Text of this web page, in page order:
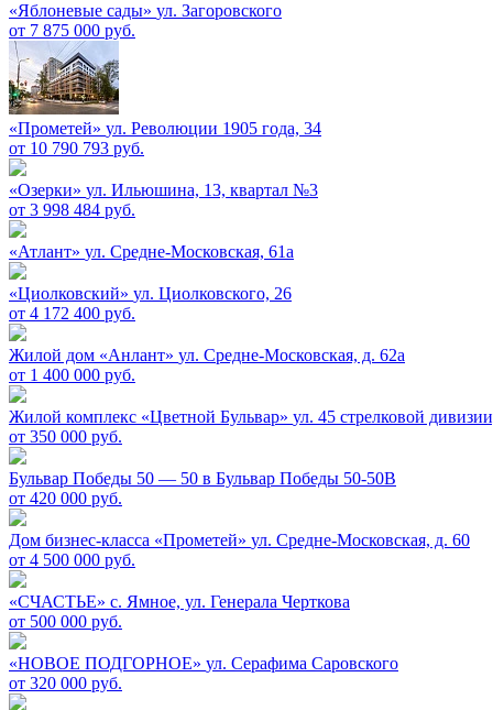
«Яблоневые сады» ул. Загоровского
от 7 875 000 руб.
«Прометей» ул. Революции 1905 года, 34
от 10 790 793 руб.
«Озерки» ул. Ильюшина, 13, квартал №3
от 3 998 484 руб.
«Атлант» ул. Средне-Московская, 61а
«Циолковский» ул. Циолковского, 26
от 4 172 400 руб.
Жилой дом «Анлант» ул. Средне-Московская, д. 62а
от 1 400 000 руб.
Жилой комплекс «Цветной Бульвар» ул. 45 стрелковой
от 350 000 руб.
Бульвар Победы 50 — 50 в Бульвар Победы 50-50В
от 420 000 руб.
Дом бизнес-класса «Прометей» ул. Средне-Московская, д. 60
от 4 500 000 руб.
«СЧАСТЬЕ» c. Ямное, ул. Генерала Черткова
от 500 000 руб.
«НОВОЕ ПОДГОРНОЕ» ул. Серафима Саровского
от 320 000 руб.